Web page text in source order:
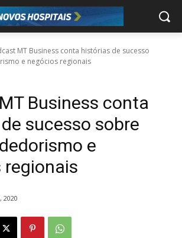
MT Business conta histórias de sucesso
e negócios regionais
Business conta
sucesso sobre
e
regionais
2020